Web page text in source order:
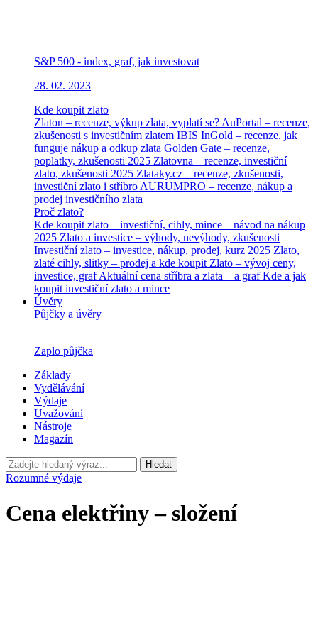
S&P 500 - index, graf, jak investovat
28. 02. 2023
Kde koupit zlato
Zlaton – recenze, výkup zlata, vyplatí se? AuPortal – recenze,
zkušenosti s investičním zlatem IBIS InGold – recenze, jak
funguje nákup a odkup zlata Golden Gate – recenze,
poplatky, zkušenosti 2025 Zlatovna – recenze, investiční
zlato, zkušenosti 2025 Zlataky.cz – recenze, zkušenosti,
investiční zlato i stříbro AURUMPRO – recenze, nákup a
prodej investičního zlata
Proč zlato?
Kde koupit zlato – investiční, cihly, mince – návod na nákup
2025 Zlato a investice – výhody, nevýhody, zkušenosti
Investiční zlato – investice, nákup, prodej, kurz 2025 Zlato,
zlaté cihly, slitky – prodej a kde koupit Zlato – vývoj ceny,
investice, grafAktuální cena stříbra a zlata – a grafKde a jak
koupit investiční zlato a mince
Úvěry
Půjčky a úvěry
Zaplo půjčka
Základy
Vydělávání
Výdaje
Uvažování
Nástroje
Magazín
Hledat
Rozumné výdaje
Cena elektřiny – složení